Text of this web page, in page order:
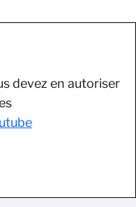
devez en autoriser